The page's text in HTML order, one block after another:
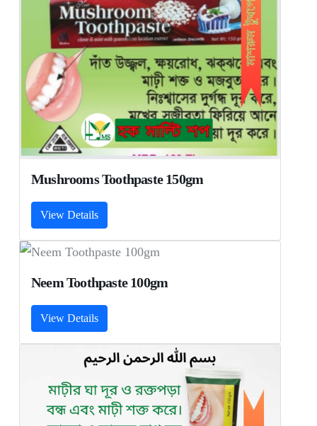
Mushrooms Toothpaste 150gm
View Details
Neem Toothpaste 100gm
View Details